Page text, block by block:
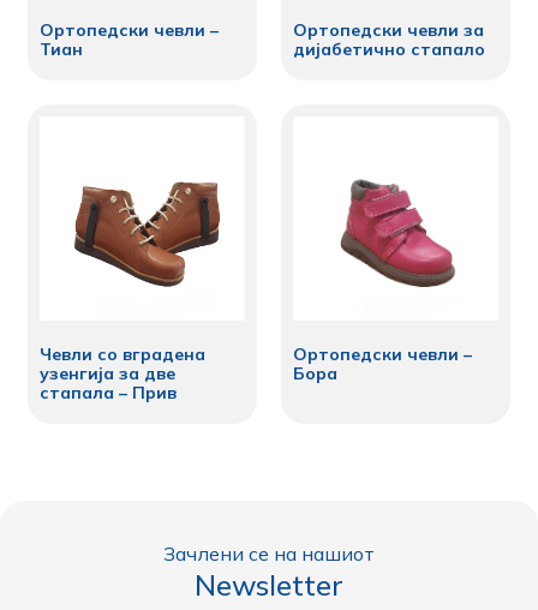
Ортопедски чевли –
Тиан
Ортопедски чевли за
дијабетично стапало
Чевли со вградена
узенгија за две
стапала – Прив
Ортопедски чевли –
Бора
Зачлени се на нашиот
Newsletter